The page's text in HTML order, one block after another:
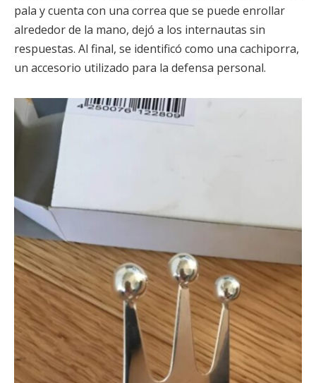
pala y cuenta con una correa que se puede enrollar
alrededor de la mano, dejó a los internautas sin
respuestas. Al final, se identificó como una cachiporra,
un accesorio utilizado para la defensa personal.